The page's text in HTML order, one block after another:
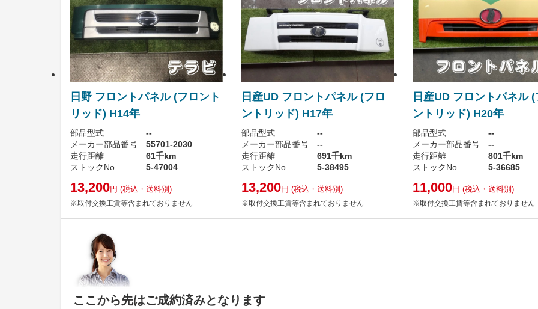
日野 フロントパネル (フロント
リッド) H14年
部品型式
--
メーカー部品番号
55701-2030
走行距離
61千km
ストックNo.
5-47004
13,200円 (税込・送料別)
※取付交換工賃等含まれておりません
日産UD フロントパネル (フロ
ントリッド) H17年
部品型式
--
メーカー部品番号
--
走行距離
691千km
ストックNo.
5-38495
13,200円 (税込・送料別)
※取付交換工賃等含まれておりません
日産UD フロントパネル (
ントリッド) H20年
部品型式
--
メーカー部品番号
--
走行距離
801千km
ストックNo.
5-36685
11,000円 (税込・送料別)
※取付交換工賃等含まれておりません
ここから先はご成約済みとなります